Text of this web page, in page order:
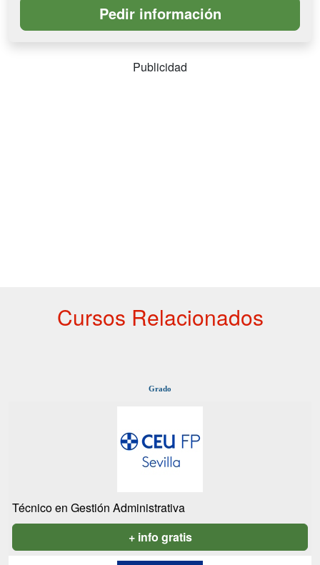
Publicidad
Cursos Relacionados
Grado
Técnico en Gestión Administrativa
+ info gratis